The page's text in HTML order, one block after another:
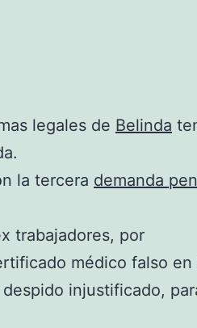
legales de Belinda
la tercera demanda
trabajadores, por
médico falso en
injustificado,